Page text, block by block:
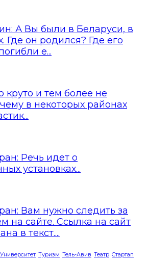
А Вы были в Беларуси, в
Где он родился? Где его
е...
круто и тем более не
в некоторых районах
Речь идет о
установках...
Вам нужно следить за
на сайте. Ссылка на сайт
в текст....
Университет Туризм Тель-Авив Театр Стартап